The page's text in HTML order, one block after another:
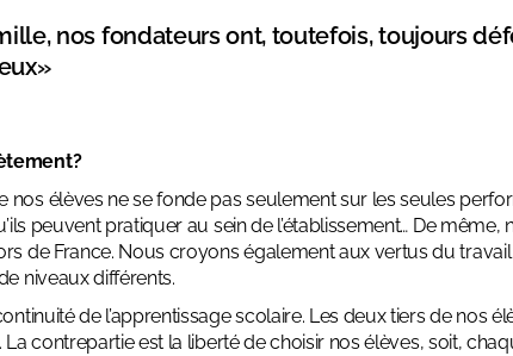
nos fondateurs ont, toutefois, toujours
nos élèves ne se fonde pas seulement sur les seules
peuvent pratiquer au sein de l’établissement… De même,
de France. Nous croyons également aux vertus du
niveaux différents.
de l’apprentissage scolaire. Les deux tiers de nos
contrepartie est la liberté de choisir nos élèves, soit,